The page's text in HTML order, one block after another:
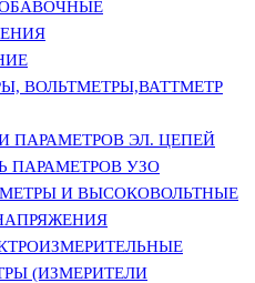
ВОЛЬТМЕТРЫ,ВАТТМЕТР
ПАРАМЕТРОВ ЭЛ. ЦЕПЕЙ
ПАРАМЕТРОВ УЗО
И ВЫСОКОВОЛЬТНЫЕ
(ИЗМЕРИТЕЛИ